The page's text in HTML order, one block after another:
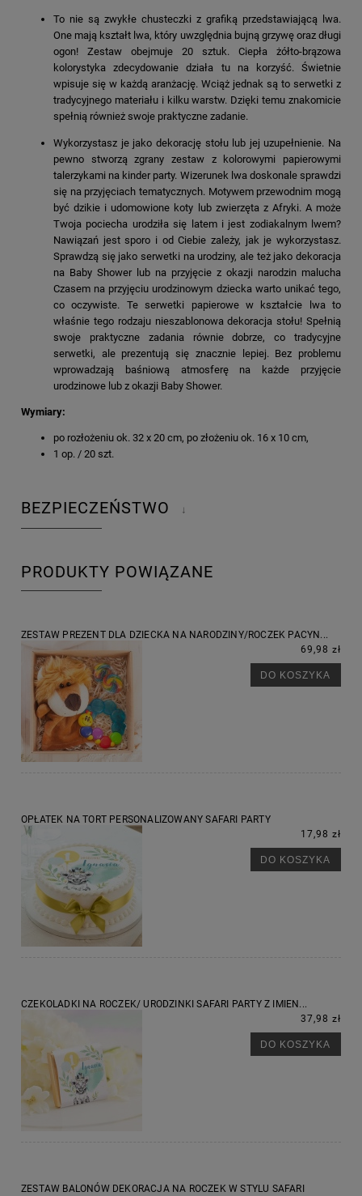
To nie są zwykłe chusteczki z grafiką przedstawiającą lwa.
One mają kształt lwa, który uwzględnia bujną grzywę oraz długi
ogon! Zestaw obejmuje 20 sztuk. Ciepła żółto-brązowa
kolorystyka zdecydowanie działa tu na korzyść. Świetnie
wpisuje się w każdą aranżację. Wciąż jednak są to serwetki z
tradycyjnego materiału i kilku warstw. Dzięki temu znakomicie
spełnią również swoje praktyczne zadanie.
Wykorzystasz je jako dekorację stołu lub jej uzupełnienie. Na
pewno stworzą zgrany zestaw z kolorowymi papierowymi
talerzykami na kinder party. Wizerunek lwa doskonale sprawdzi
się na przyjęciach tematycznych. Motywem przewodnim mogą
być dzikie i udomowione koty lub zwierzęta z Afryki. A może
Twoja pociecha urodziła się latem i jest zodiakalnym lwem?
Nawiązań jest sporo i od Ciebie zależy, jak je wykorzystasz.
Sprawdzą się jako serwetki na urodziny, ale też jako dekoracja
na Baby Shower lub na przyjęcie z okazji narodzin malucha
Czasem na przyjęciu urodzinowym dziecka warto unikać tego,
co oczywiste. Te serwetki papierowe w kształcie lwa to
właśnie tego rodzaju nieszablonowa dekoracja stołu! Spełnią
swoje praktyczne zadania równie dobrze, co tradycyjne
serwetki, ale prezentują się znacznie lepiej. Bez problemu
wprowadzają baśniową atmosferę na każde przyjęcie
urodzinowe lub z okazji Baby Shower.
Wymiary:
po rozłożeniu ok. 32 x 20 cm, po złożeniu ok. 16 x 10 cm,
1 op. / 20 szt.
BEZPIECZEŃSTWO ↓
PRODUKTY POWIĄZANE
ZESTAW PREZENT DLA DZIECKA NA NARODZINY/ROCZEK PACYN...
69,98 zł
DO KOSZYKA
OPŁATEK NA TORT PERSONALIZOWANY SAFARI PARTY
17,98 zł
DO KOSZYKA
CZEKOLADKI NA ROCZEK/ URODZINKI SAFARI PARTY Z IMIEN...
37,98 zł
DO KOSZYKA
ZESTAW BALONÓW DEKORACJA NA ROCZEK W STYLU SAFARI